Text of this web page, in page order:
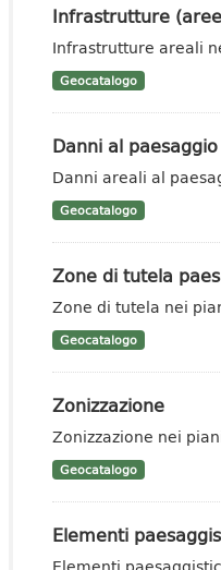
Infrastrutture
Infrastrutture areali
Geocatalogo
Danni al
Danni areali al
Geocatalogo
Zone di tutela
Zone di tutela nei
Geocatalogo
Zonizzazione
Zonizzazione nei
Geocatalogo
Elementi